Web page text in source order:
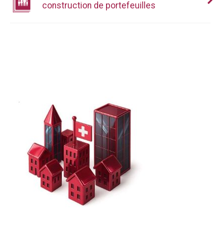
construction de portefeuilles